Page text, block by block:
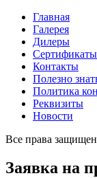
Главная
Галерея
Дилеры
Сертификаты
Контакты
Полезно
Политика
Реквизиты
Новости
Все права
Заявка на